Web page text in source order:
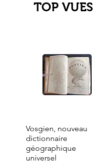
TOP VUES
Aperçu rapide
Vosgien, nouveau
dictionnaire
géographique
universel